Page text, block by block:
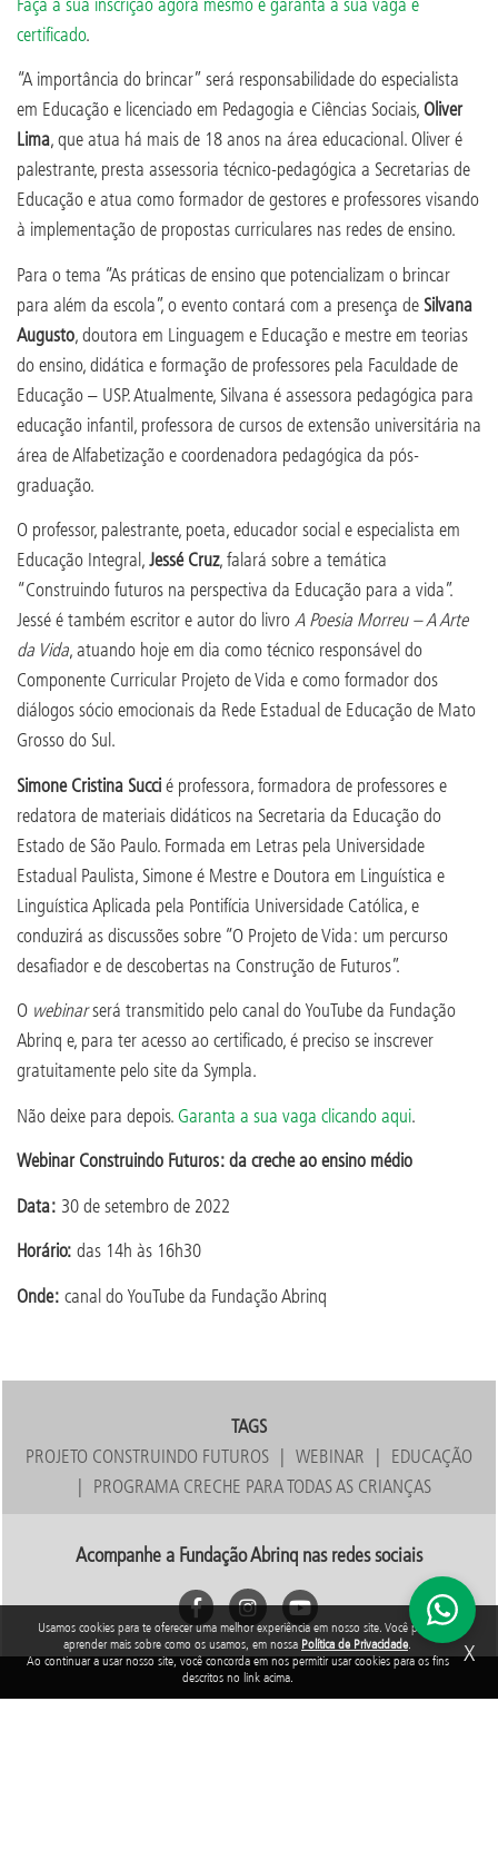
Usamos cookies para te oferecer uma melhor experiência em nosso site. Você pode
aprender mais sobre como os usamos, em nossa Política de Privacidade.
Ao continuar a usar nosso site, você concorda em nos permitir usar cookies para os fins
descritos no link acima.
X
certificado.
“A importância do brincar” será responsabilidade do especialista
em Educação e licenciado em Pedagogia e Ciências Sociais, Oliver
Lima, que atua há mais de 18 anos na área educacional. Oliver é
palestrante, presta assessoria técnico-pedagógica a Secretarias de
Educação e atua como formador de gestores e professores visando
à implementação de propostas curriculares nas redes de ensino.
Para o tema “As práticas de ensino que potencializam o brincar
para além da escola”, o evento contará com a presença de Silvana
Augusto, doutora em Linguagem e Educação e mestre em teorias
do ensino, didática e formação de professores pela Faculdade de
Educação – USP. Atualmente, Silvana é assessora pedagógica para
educação infantil, professora de cursos de extensão universitária na
área de Alfabetização e coordenadora pedagógica da pós-
graduação.
O professor, palestrante, poeta, educador social e especialista em
Educação Integral,Jessé Cruz, falará sobre a temática
“Construindo futuros na perspectiva da Educação para a vida”.
Jessé é também escritor e autor do livro A Poesia Morreu – A Arte
da Vida, atuando hoje em dia como técnico responsável do
Componente Curricular Projeto de Vida e como formador dos
diálogos sócio emocionais da Rede Estadual de Educação de Mato
Grosso do Sul.
Simone Cristina Succié professora, formadora de professores e
redatora de materiais didáticos na Secretaria da Educação do
Estado de São Paulo. Formada em Letras pela Universidade
Estadual Paulista, Simone é Mestre e Doutora em Linguística e
Linguística Aplicada pela Pontifícia Universidade Católica, e
conduzirá as discussões sobre “O Projeto de Vida: um percurso
desafiador e de descobertas na Construção de Futuros”.
O webinarserá transmitido pelo canal do YouTube da Fundação
Abrinq e, para ter acesso ao certificado, é preciso se inscrever
gratuitamente pelo site da Sympla.
Não deixe para depois.Garanta a sua vaga clicando aqui.
Webinar Construindo Futuros: da creche ao ensino médio
Data: 30 de setembro de 2022
Horário: das 14h às 16h30
Onde: canal do YouTube da Fundação Abrinq
TAGS
PROJETO CONSTRUINDO FUTUROS
WEBINAR
EDUCAÇÃO
PROGRAMA CRECHE PARA TODAS AS CRIANÇAS
Acompanhe a Fundação Abrinq nas redes sociais